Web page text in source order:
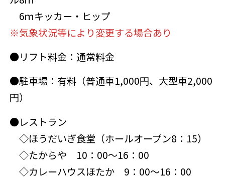
6ｍキッカー・ヒップ
※気象状況等により変更する場合あり
●リフト料金：通常料金
●駐車場：有料（普通車1,000円、大型車2,000
円）
●レストラン
◇ほうだいぎ食堂（ホールオープン8：15）
◇たからや 10：00～16：00
◇カレーハウスほたか 9：00～16：00